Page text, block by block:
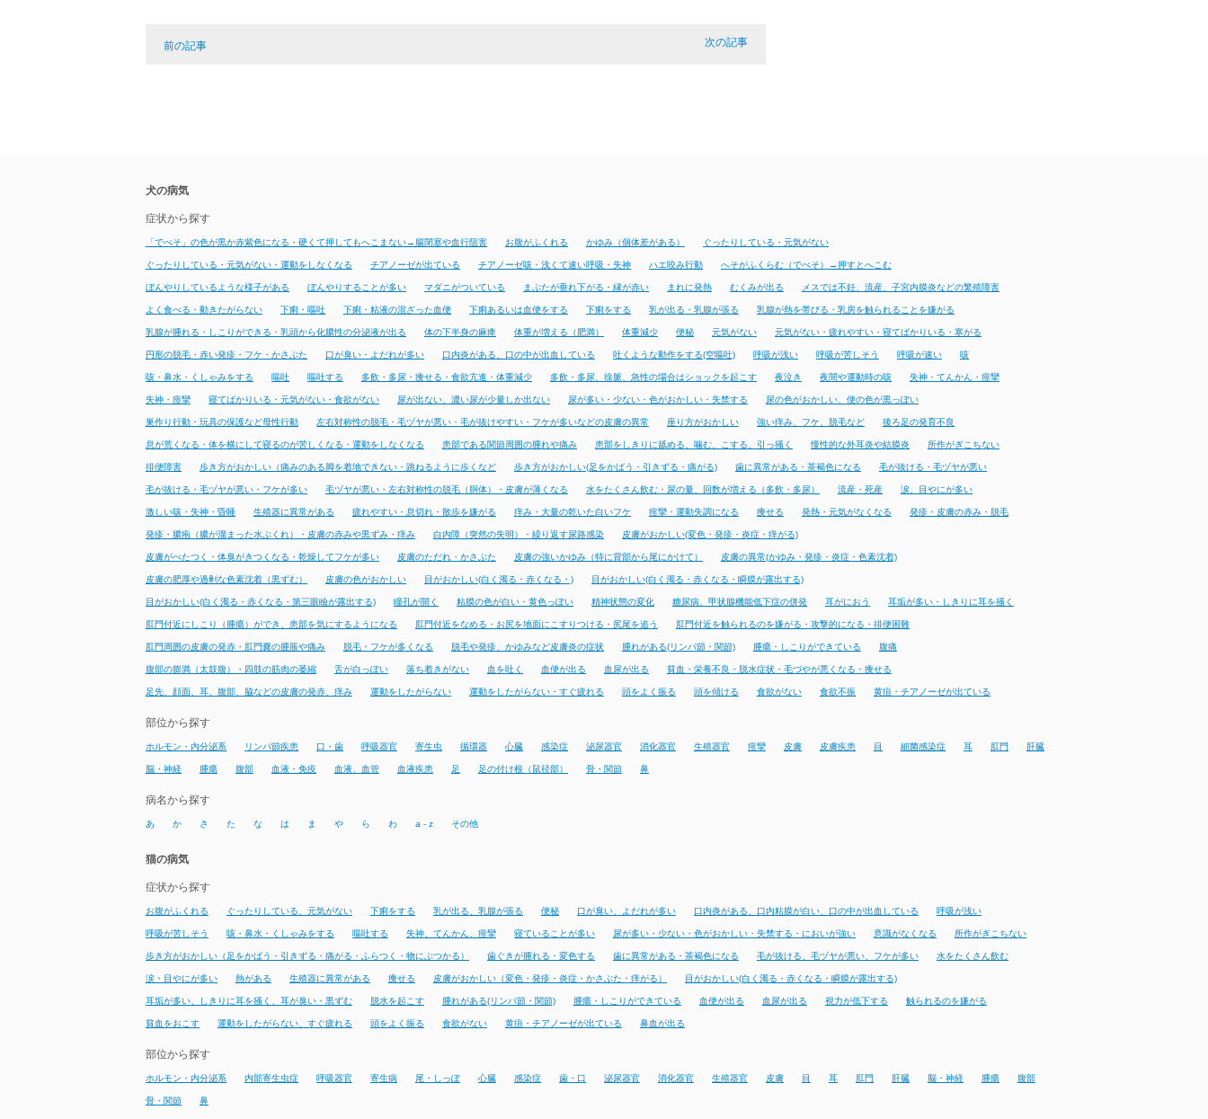
前の記事 次の記事
犬の病気
症状から探す
「でべそ」の色が黒か赤紫色になる・硬くて押してもへこまない→腸閉塞や血行阻害 お腹がふくれる かゆみ（個体差がある） ぐったりしている・元気がない
ぐったりしている・元気がない・運動をしなくなる チアノーゼが出ている チアノーゼ咳・浅くて速い呼吸・失神 ハエ咬み行動 へそがふくらむ（でべそ）→押すとへこむ
ぼんやりしているような様子がある ぼんやりすることが多い マダニがついている まぶたが垂れ下がる・縁が赤い まれに発熱 むくみが出る メスでは不妊、流産、子宮内膜炎などの繁殖障害
よく食べる・動きたがらない 下痢・嘔吐 下痢・粘液の混ざった血便 下痢あるいは血便をする 下痢をする 乳が出る・乳腺が張る 乳腺が熱を帯びる・乳房を触られることを嫌がる
乳腺が腫れる・しこりができる・乳頭から化膿性の分泌液が出る 体の下半身の麻痺 体重が増える（肥満） 体重減少 便秘 元気がない 元気がない・疲れやすい・寝てばかりいる・寒がる
円形の脱毛・赤い発疹・フケ・かさぶた 口が臭い・よだれが多い 口内炎がある、口の中が出血している 吐くような動作をする(空嘔吐) 呼吸が浅い 呼吸が苦しそう 呼吸が速い 咳
咳・鼻水・くしゃみをする 嘔吐 嘔吐する 多飲・多尿・痩せる・食欲亢進・体重減少 多飲・多尿、徐脈、急性の場合はショックを起こす 夜泣き 夜間や運動時の咳 失神・てんかん・痙攣
失神・痙攣 寝てばかりいる・元気がない・食欲がない 尿が出ない、濃い尿が少量しか出ない 尿が多い・少ない・色がおかしい・失禁する 尿の色がおかしい、便の色が黒っぽい
巣作り行動・玩具の保護など母性行動 左右対称性の脱毛・毛ヅヤが悪い・毛が抜けやすい・フケが多いなどの皮膚の異常 座り方がおかしい 強い痒み、フケ、脱毛など 後ろ足の発育不良
息が荒くなる・体を横にして寝るのが苦しくなる・運動をしなくなる 患部である関節周囲の腫れや痛み 患部をしきりに舐める、噛む、こする、引っ掻く 慢性的な外耳炎や結膜炎 所作がぎこちない
排便障害 歩き方がおかしい（痛みのある脚を着地できない・跳ねるように歩くなど 歩き方がおかしい(足をかばう・引きずる・痛がる) 歯に異常がある・茶褐色になる 毛が抜ける・毛ヅヤが悪い
毛が抜ける・毛ヅヤが悪い・フケが多い 毛ヅヤが悪い・左右対称性の脱毛（胴体）・皮膚が薄くなる 水をたくさん飲む・尿の量、回数が増える（多飲・多尿） 流産・死産 涙、目やにが多い
激しい咳・失神・昏睡 生殖器に異常がある 疲れやすい・息切れ・散歩を嫌がる 痒み・大量の乾いた白いフケ 痙攣・運動失調になる 痩せる 発熱・元気がなくなる 発疹・皮膚の赤み・脱毛
発疹・膿疱（膿が溜まった水ぶくれ）・皮膚の赤みや黒ずみ・痒み 白内障（突然の失明）・繰り返す尿路感染 皮膚がおかしい(変色・発疹・炎症・痒がる)
皮膚がべたつく・体臭がきつくなる・乾燥してフケが多い 皮膚のただれ・かさぶた 皮膚の強いかゆみ（特に背部から尾にかけて） 皮膚の異常(かゆみ・発疹・炎症・色素沈着)
皮膚の肥厚や過剰な色素沈着（黒ずむ） 皮膚の色がおかしい 目がおかしい(白く濁る・赤くなる・) 目がおかしい(白く濁る・赤くなる・瞬膜が露出する)
目がおかしい(白く濁る・赤くなる・第三眼瞼が露出する) 瞳孔が開く 粘膜の色が白い・黄色っぽい 精神状態の変化 糖尿病、甲状腺機能低下症の併発 耳がにおう 耳垢が多い・しきりに耳を掻く
肛門付近にしこり（腫瘍）ができ、患部を気にするようになる 肛門付近をなめる・お尻を地面にこすりつける・尻尾を追う 肛門付近を触られるのを嫌がる・攻撃的になる・排便困難
肛門周囲の皮膚の発赤・肛門嚢の腫脹や痛み 脱毛・フケが多くなる 脱毛や発疹、かゆみなど皮膚炎の症状 腫れがある(リンパ節・関節) 腫瘍・しこりができている 腹痛
腹部の膨満（太鼓腹）・四肢の筋肉の萎縮 舌が白っぽい 落ち着きがない 血を吐く 血便が出る 血尿が出る 貧血・栄養不良・脱水症状・毛づやが悪くなる・痩せる
足先、顔面、耳、腹部、脇などの皮膚の発赤、痒み 運動をしたがらない 運動をしたがらない・すぐ疲れる 頭をよく振る 頭を傾ける 食欲がない 食欲不振 黄疸・チアノーゼが出ている
部位から探す
ホルモン・内分泌系 リンパ節疾患 口・歯 呼吸器官 寄生虫 循環器 心臓 感染症 泌尿器官 消化器官 生殖器官 痙攣 皮膚 皮膚疾患 目 細菌感染症 耳 肛門 肝臓
脳・神経 腫瘍 腹部 血液・免疫 血液、血管 血液疾患 足 足の付け根（鼠径部） 骨・関節 鼻
病名から探す
あ か さ た な は ま や ら わ a - z その他
猫の病気
症状から探す
お腹がふくれる ぐったりしている、元気がない 下痢をする 乳が出る、乳腺が張る 便秘 口が臭い、よだれが多い 口内炎がある、口内粘膜が白い、口の中が出血している 呼吸が浅い
呼吸が苦しそう 咳・鼻水・くしゃみをする 嘔吐する 失神、てんかん、痙攣 寝ていることが多い 尿が多い・少ない・色がおかしい・失禁する・においが強い 意識がなくなる 所作がぎこちない
歩き方がおかしい（足をかばう・引きずる・痛がる・ふらつく・物にぶつかる） 歯ぐきが腫れる・変色する 歯に異常がある・茶褐色になる 毛が抜ける、毛ヅヤが悪い、フケが多い 水をたくさん飲む
涙・目やにが多い 熱がある 生殖器に異常がある 痩せる 皮膚がおかしい（変色・発疹・炎症・かさぶた・痒がる） 目がおかしい(白く濁る・赤くなる・瞬膜が露出する)
耳垢が多い、しきりに耳を掻く、耳が臭い・黒ずむ 脱水を起こす 腫れがある(リンパ節・関節) 腫瘍・しこりができている 血便が出る 血尿が出る 視力が低下する 触られるのを嫌がる
貧血をおこす 運動をしたがらない、すぐ疲れる 頭をよく振る 食欲がない 黄疸・チアノーゼが出ている 鼻血が出る
部位から探す
ホルモン・内分泌系 内部寄生虫症 呼吸器官 寄生病 尾・しっぽ 心臓 感染症 歯・口 泌尿器官 消化器官 生殖器官 皮膚 目 耳 肛門 肝臓 脳・神経 腫瘍 腹部
骨・関節 鼻